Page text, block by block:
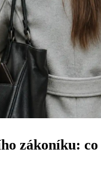
zákoníku: co